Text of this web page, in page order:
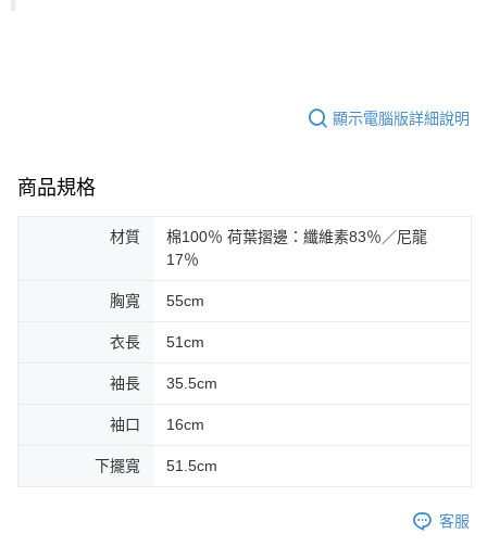
顯示電腦版詳細說明
商品規格
材質
棉100％ 荷葉摺邊：纖維素83％／尼龍
17％
胸寬 55cm
衣長 51cm
袖長 35.5cm
袖口 16cm
下擺寬 51.5cm
客服